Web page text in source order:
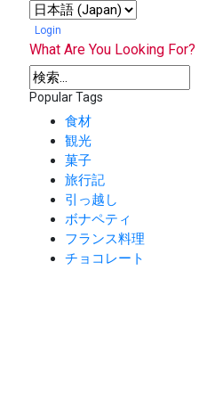
Login
What Are You Looking For?
Popular Tags
食材
観光
菓子
旅行記
引っ越し
ボナペティ
フランス料理
チョコレート